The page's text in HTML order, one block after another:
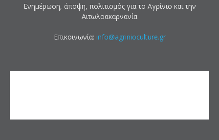
Ενημέρωση, άποψη, πολιτισμός για το Αγρίνιο και την
Αιτωλοακαρνανία
Επικοινωνία: info@agrinioculture.gr